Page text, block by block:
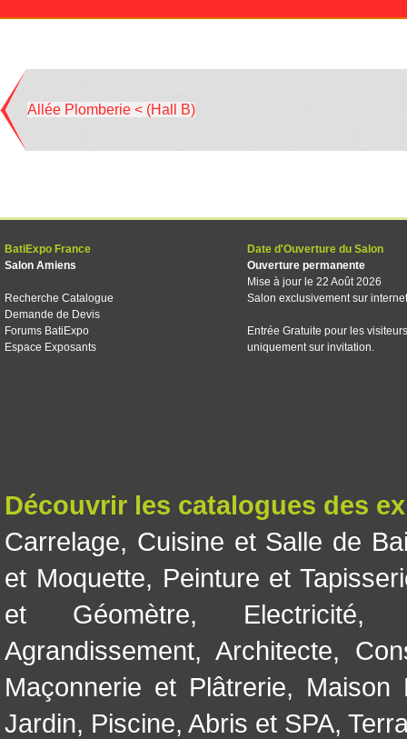
Allée Plomberie < (Hall B)
BatiExpo France
Salon Amiens
Recherche Catalogue
Demande de Devis
Forums BatiExpo
Espace Exposants
Date d'Ouverture du Salon
Ouverture permanente
Mise à jour le 22 Août 2026
Salon exclusivement sur internet
Entrée Gratuite pour les visiteurs
uniquement sur invitation.
Découvrir les catalogues des
Carrelage, Cuisine et Salle de
et Moquette, Peinture et
et Géomètre, Electricité
Agrandissement, Architecte,
Maçonnerie et Plâtrerie, Maison
Jardin, Piscine, Abris et SPA,